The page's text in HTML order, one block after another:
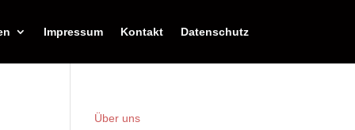
Impressum Kontakt Datenschutz
Über uns